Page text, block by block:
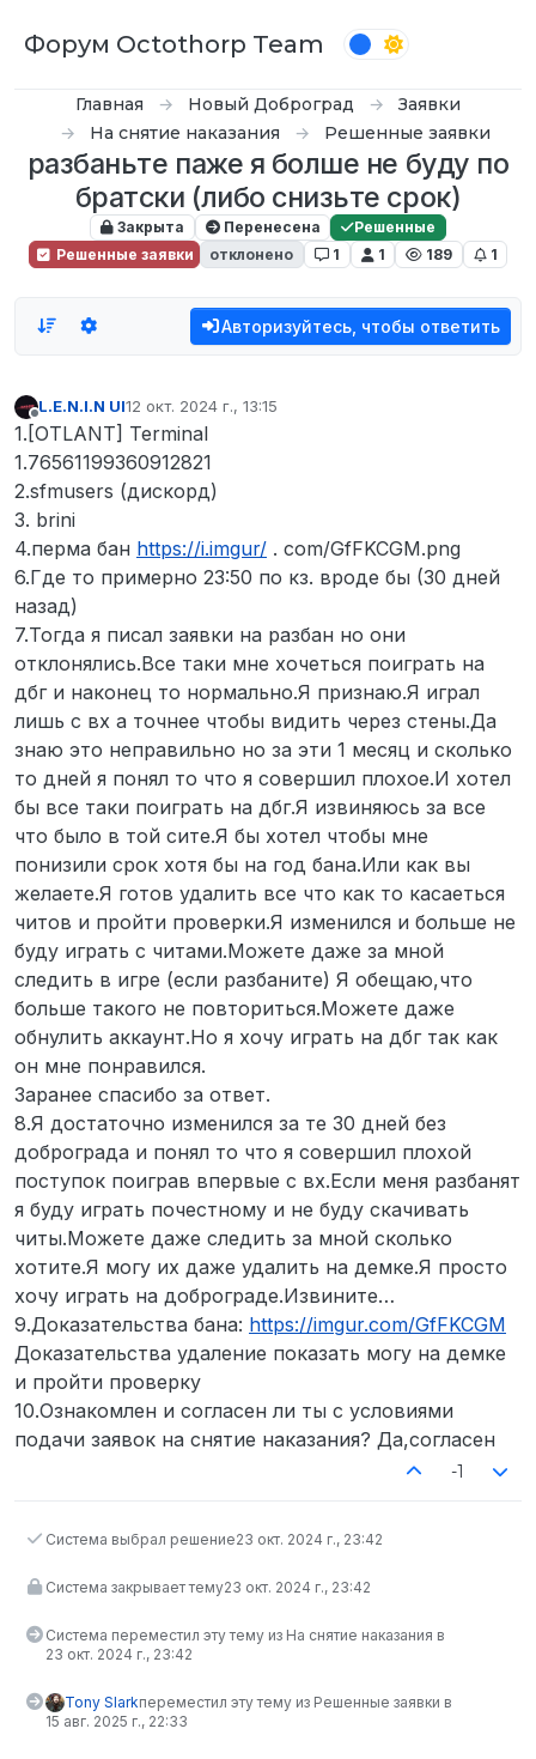
Форум Octothorp Team
Главная Новый Доброград
Заявки
На снятие наказания
Решенные заявки
разбаньте паже я болше не буду по
братски (либо снизьте срок)
Закрыта Перенесена
Решенные
Решенные заявки
отклонено 1 1 189 1
Авторизуйтесь, чтобы ответить
Не в сети
L.E.N.I.N UI12 окт. 2024 г., 13:15
отредактировано
1.[OTLANT] Terminal
1.76561199360912821
2.sfmusers (дискорд)
3. brini
4.перма бан https://i.imgur/ . com/GfFKCGM.png
6.Где то примерно 23:50 по кз. вроде бы (30 дней
назад)
7.Тогда я писал заявки на разбан но они
отклонялись.Все таки мне хочеться поиграть на
дбг и наконец то нормально.Я признаю.Я играл
лишь с вх а точнее чтобы видить через стены.Да
знаю это неправильно но за эти 1 месяц и сколько
то дней я понял то что я совершил плохое.И хотел
бы все таки поиграть на дбг.Я извиняюсь за все
что было в той сите.Я бы хотел чтобы мне
понизили срок хотя бы на год бана.Или как вы
желаете.Я готов удалить все что как то касаеться
читов и пройти проверки.Я изменился и больше не
буду играть с читами.Можете даже за мной
следить в игре (если разбаните) Я обещаю,что
больше такого не повториться.Можете даже
обнулить аккаунт.Но я хочу играть на дбг так как
он мне понравился.
Заранее спасибо за ответ.
8.Я достаточно изменился за те 30 дней без
доброграда и понял то что я совершил плохой
поступок поиграв впервые с вх.Если меня разбанят
я буду играть почестному и не буду скачивать
читы.Можете даже следить за мной сколько
хотите.Я могу их даже удалить на демке.Я просто
хочу играть на доброграде.Извините…
9.Доказательства бана: https://imgur.com/GfFKCGM
Доказательства удаление показать могу на демке
и пройти проверку
10.Ознакомлен и согласен ли ты с условиями
подачи заявок на снятие наказания? Да,согласен
-1
Система выбрал решение23 окт. 2024 г., 23:42
Система закрывает тему23 окт. 2024 г., 23:42
Система переместил эту тему из На снятие наказания в
23 окт. 2024 г., 23:42
Tony Slarkпереместил эту тему из Решенные заявки в
15 авг. 2025 г., 22:33